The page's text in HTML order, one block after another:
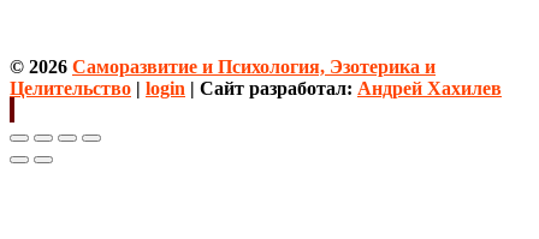
© 2026 Саморазвитие и Психология, Эзотерика и
Целительство | login | Сайт разработал: Андрей Хахилев